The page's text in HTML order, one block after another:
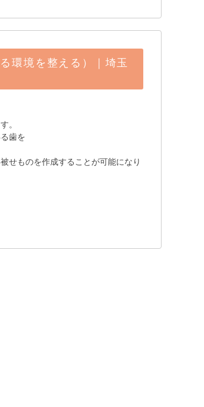
環境を整える）｜埼玉
。
歯を
せものを作成することが可能になり